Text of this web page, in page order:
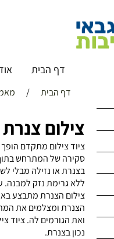
דף הבית
דף הבית /
צילום צנרת
ציוד צילום מתקדם
סקירה של המתרחש
בצנרת או נזילה מבלי
ללא גרימת נזק למבנה.
צילום הצנרת מתבצע
הצנרת ומצלמים את
ואת הגורמים לה. ציוד
נכון בצנרת.